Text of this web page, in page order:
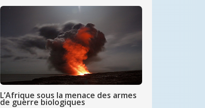
L’Afrique sous la menace des armes
de guerre biologiques